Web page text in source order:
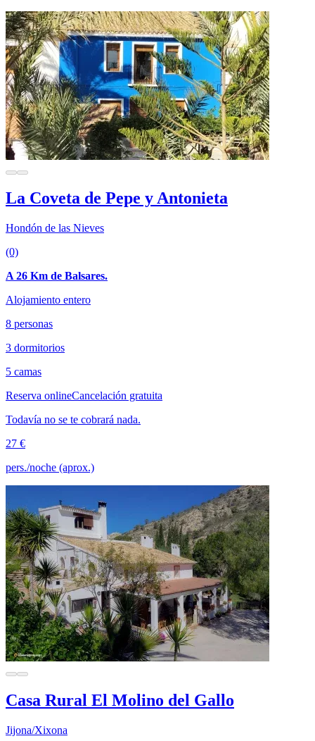
La Coveta de Pepe y Antonieta
Hondón de las Nieves
(0)
A 26 Km de Balsares.
Alojamiento entero
8 personas
3 dormitorios
5 camas
Reserva onlineCancelación gratuita
Todavía no se te cobrará nada.
27 €
pers./noche (aprox.)
Casa Rural El Molino del Gallo
Jijona/Xixona